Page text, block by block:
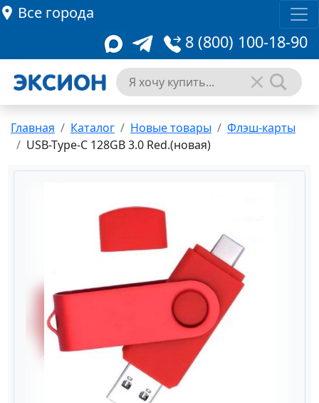
Все города
8 (800) 100-18-90
Главная Каталог Новые товары
Флэш-карты
USB-Type-C 128GB 3.0 Red.(новая)